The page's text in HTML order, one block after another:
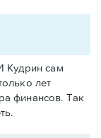
Кудрин сам
лет
финансов. Так